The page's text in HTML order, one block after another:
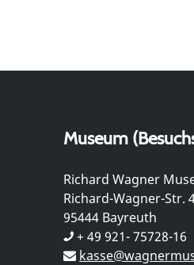
Museum
Richard Wagner
Richard-Wagner-Str.
95444 Bayreuth
+ 49 921- 75728-16